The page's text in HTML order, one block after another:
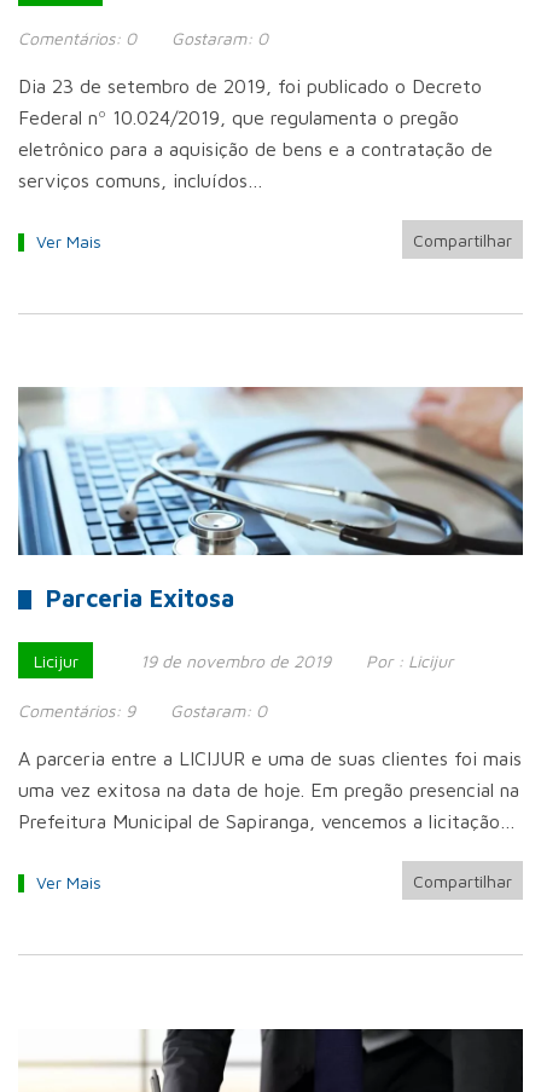
Comentários: 0 Gostaram: 0
Dia 23 de setembro de 2019, foi publicado o Decreto
Federal nº 10.024/2019, que regulamenta o pregão
eletrônico para a aquisição de bens e a contratação de
serviços comuns, incluídos…
Ver Mais Compartilhar
Parceria Exitosa
Licijur 19 de novembro de 2019 Por : Licijur
Comentários: 9 Gostaram: 0
A parceria entre a LICIJUR e uma de suas clientes foi mais
uma vez exitosa na data de hoje. Em pregão presencial na
Prefeitura Municipal de Sapiranga, vencemos a licitação…
Ver Mais Compartilhar